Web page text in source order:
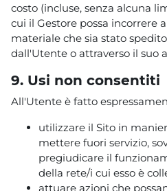
costo (incluse, senza alcuna
cui il Gestore possa incorrere
materiale che sia stato
dall'Utente o attraverso il suo
9. Usi non consentiti
All'Utente è fatto
utilizzare il Sito in
mettere fuori servizio,
pregiudicare il
della rete/i cui esso è
attuare azioni che